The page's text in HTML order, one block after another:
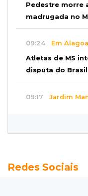
Pedestre morre
madrugada no
09:24 Em
Atletas de MS
disputa do
09:17 Jardim
Ponta Porã
Redes Sociais